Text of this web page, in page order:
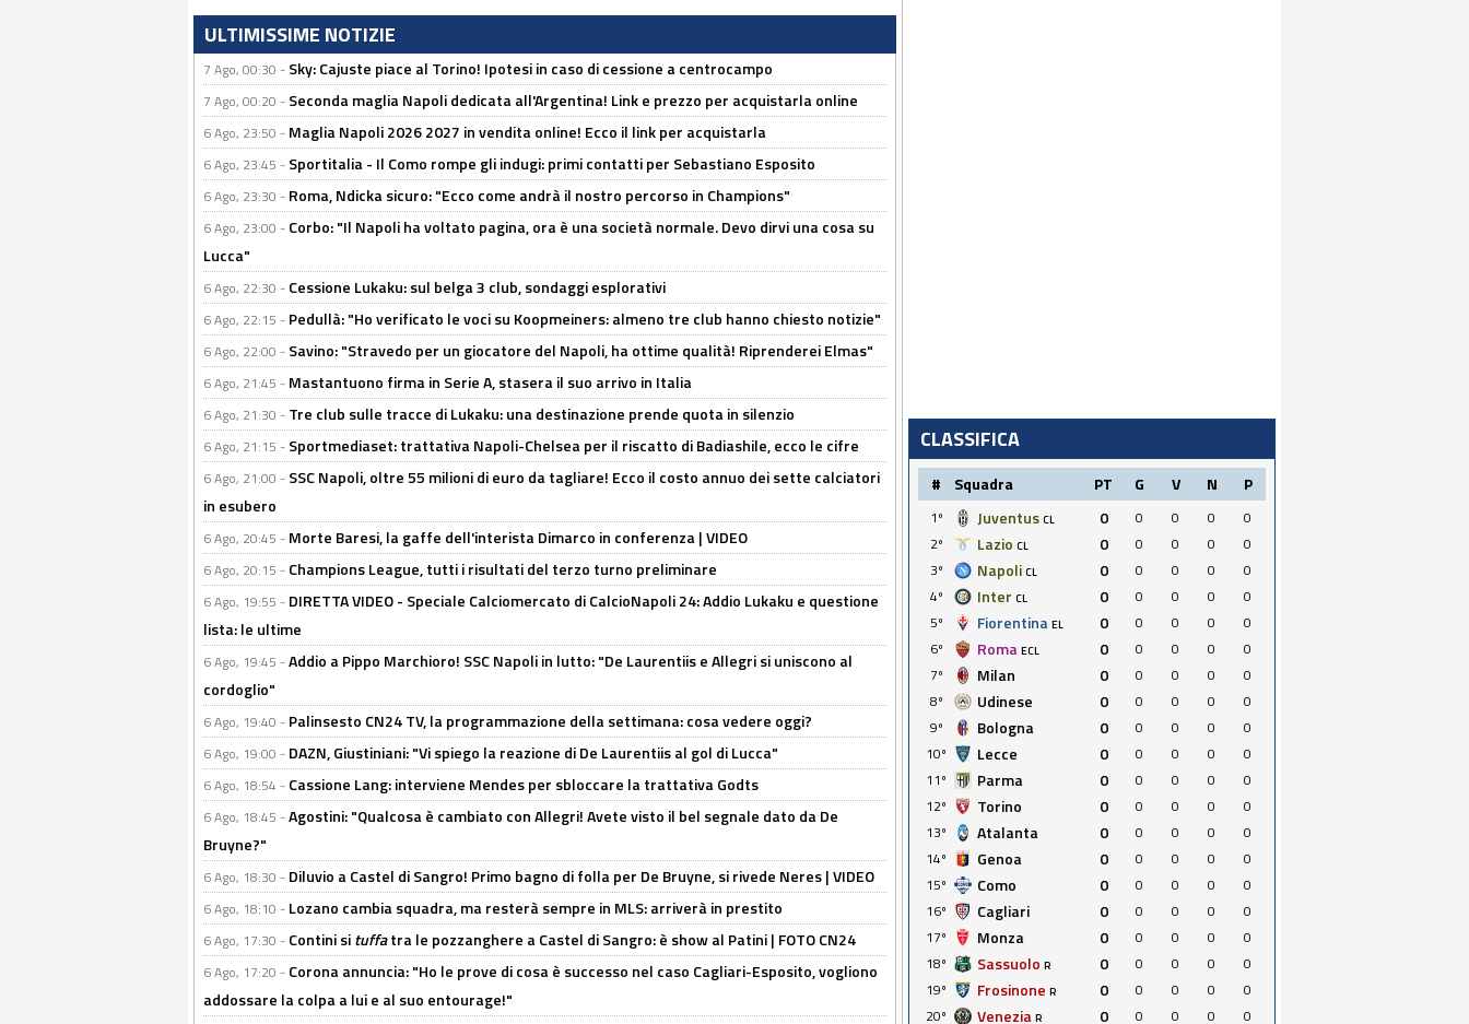
ULTIMISSIME NOTIZIE
7 Ago, 00:30 - Sky: Cajuste piace al Torino! Ipotesi in caso di cessione a centrocampo
7 Ago, 00:20 - Seconda maglia Napoli dedicata all'Argentina! Link e prezzo per acquistarla online
6 Ago, 23:50 - Maglia Napoli 2026 2027 in vendita online! Ecco il link per acquistarla
6 Ago, 23:45 - Sportitalia - Il Como rompe gli indugi: primi contatti per Sebastiano Esposito
6 Ago, 23:30 - Roma, Ndicka sicuro: "Ecco come andrà il nostro percorso in Champions"
6 Ago, 23:00 - Corbo: "Il Napoli ha voltato pagina, ora è una società normale. Devo dirvi una cosa su
Lucca"
6 Ago, 22:30 - Cessione Lukaku: sul belga 3 club, sondaggi esplorativi
6 Ago, 22:15 - Pedullà: "Ho verificato le voci su Koopmeiners: almeno tre club hanno chiesto notizie"
6 Ago, 22:00 - Savino: "Stravedo per un giocatore del Napoli, ha ottime qualità! Riprenderei Elmas"
6 Ago, 21:45 - Mastantuono firma in Serie A, stasera il suo arrivo in Italia
6 Ago, 21:30 - Tre club sulle tracce di Lukaku: una destinazione prende quota in silenzio
6 Ago, 21:15 - Sportmediaset: trattativa Napoli-Chelsea per il riscatto di Badiashile, ecco le cifre
6 Ago, 21:00 - SSC Napoli, oltre 55 milioni di euro da tagliare! Ecco il costo annuo dei sette calciatori
in esubero
6 Ago, 20:45 - Morte Baresi, la gaffe dell'interista Dimarco in conferenza | VIDEO
6 Ago, 20:15 - Champions League, tutti i risultati del terzo turno preliminare
6 Ago, 19:55 - DIRETTA VIDEO - Speciale Calciomercato di CalcioNapoli 24: Addio Lukaku e questione
lista: le ultime
6 Ago, 19:45 -Addio a Pippo Marchioro! SSC Napoli in lutto: "De Laurentiis e Allegri si uniscono al
cordoglio"
6 Ago, 19:40 - Palinsesto CN24 TV, la programmazione della settimana: cosa vedere oggi?
6 Ago, 19:00 - DAZN, Giustiniani: "Vi spiego la reazione di De Laurentiis al gol di Lucca"
6 Ago, 18:54 - Cassione Lang: interviene Mendes per sbloccare la trattativa Godts
6 Ago, 18:45 -Agostini: "Qualcosa è cambiato con Allegri! Avete visto il bel segnale dato da De
Bruyne?"
6 Ago, 18:30 - Diluvio a Castel di Sangro! Primo bagno di folla per De Bruyne, si rivede Neres | VIDEO
6 Ago, 18:10 - Lozano cambia squadra, ma resterà sempre in MLS: arriverà in prestito
6 Ago, 17:30 - Contini situffatra le pozzanghere a Castel di Sangro: è show al Patini | FOTO CN24
6 Ago, 17:20 - Corona annuncia: "Ho le prove di cosa è successo nel caso Cagliari-Esposito, vogliono
addossare la colpa a lui e al suo entourage!"
CLASSIFICA
# Squadra PT G V N P
1º Juventus CL 0 0 0 0
0
2º
Lazio CL 0 0 0 0
0
3º
Napoli CL 0 0 0 0
0
4º
Inter CL 0 0 0 0
0
5º
Fiorentina EL 0 0 0 0
0
6º
Roma ECL 0 0 0 0
0
7º
Milan 0 0 0 0
0
8º
Udinese 0 0 0 0
0
9º
Bologna 0 0 0 0
0
10º
Lecce 0 0 0 0
0
11º
Parma 0 0 0 0
0
12º
Torino 0 0 0 0
0
13º
Atalanta 0 0 0 0
0
14º
Genoa 0 0 0 0
0
15º
Como 0 0 0 0
0
16º
Cagliari 0 0 0 0
0
17º
Monza 0 0 0 0
0
18º
Sassuolo R 0 0 0 0
0
19º
Frosinone R 0 0 0 0
0
20º
Venezia R 0 0 0 0 0